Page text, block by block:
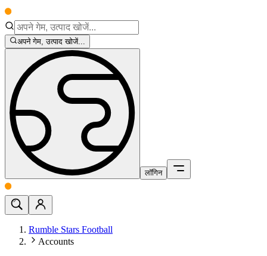
अपने गेम, उत्पाद खोजें...
लॉगिन
Rumble Stars Football
Accounts